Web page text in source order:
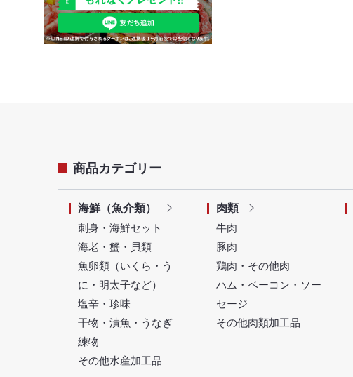
商品カテゴリー
海鮮（魚介類）
刺身・海鮮セット
海老・蟹・貝類
魚卵類（いくら・う
に・明太子など）
塩辛・珍味
干物・漬魚・うなぎ
練物
その他水産加工品
肉類
牛肉
豚肉
鶏肉・その他肉
ハム・ベーコン・ソー
セージ
その他肉類加工品